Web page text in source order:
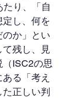
たり、「自
し、何を
のか」とい
て残し、見
ISC2の思
る「考え
正しい判